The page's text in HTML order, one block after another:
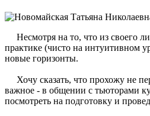
Несмотря на то, что из своего
практике (чисто на интуитивном
новые горизонты.
Хочу сказать, что прохожу не
важное - в общении с тьюторами
посмотреть на подготовку и